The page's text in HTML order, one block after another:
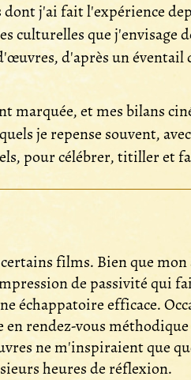
j'ai fait l'expérience
culturelles que j'envisage
d'après un éventail
marquée, et mes bilans
je repense souvent,
pour célébrer, titiller et
films. Bien que
de passivité qui
échappatoire efficace.
rendez-vous méthodique
ne m'inspiraient que
heures de réflexion.